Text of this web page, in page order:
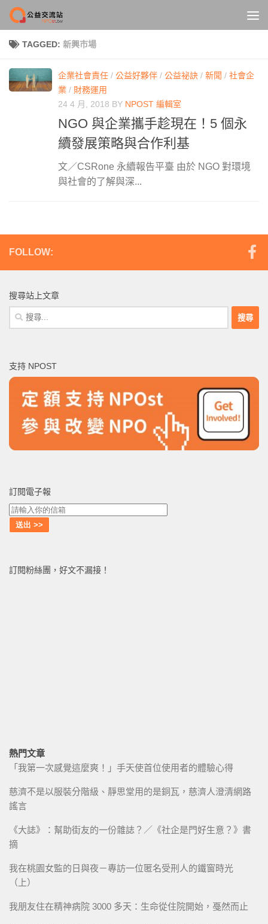
Skip to content
TAGGED: 新興市場
企業社會責任 / 公益好夥伴 / 公益祕訣 / 新聞 / 社會企
業 / 財務運用
24 4 月, 2018 BY NPOST 編輯室
NGO 與企業攜手趁現在！5 個永
續發展策略與合作利基
文／CSRone 永續報告平臺 由於 NGO 對環境
與社會的了解與深...
FOLLOW:
搜尋站上文章
搜
尋
字:
支持 NPOST
訂閱電子報
訂閱粉絲團，好文不漏接！
熱門文章
「我第一次感覺這麼爽！」手天使首位使用者的體驗心得
慈濟不是以服裝分階級、靜思堂用的是銅瓦，慈濟人澄清網路
謠言
《大誌》：幫助街友的一份雜誌？／《社企是門好生意？》書
摘
我在桃園女監的日與夜－專訪一位匿名受刑人的鐵窗時光
（上）
我朋友住在精神病院 3000 多天：生命從住院開始，戞然而止